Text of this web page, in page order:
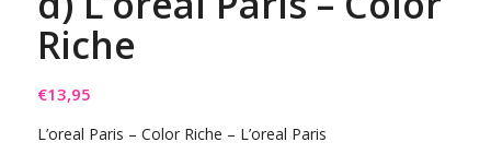
Riche
€13,95
L’oreal Paris – Color Riche – L’oreal Paris